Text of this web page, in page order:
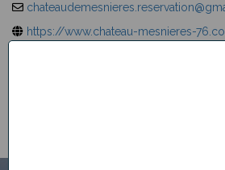
https://www.chateau-mesnieres-